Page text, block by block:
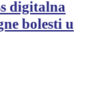
digitalna
bolesti u